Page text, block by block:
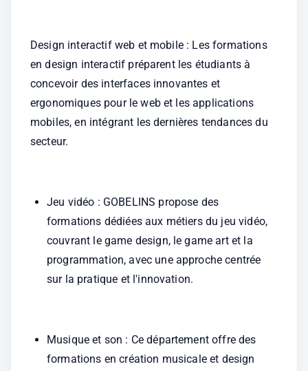
Design interactif web et mobile : Les formations
en design interactif préparent les étudiants à
concevoir des interfaces innovantes et
ergonomiques pour le web et les applications
mobiles, en intégrant les dernières tendances du
secteur.
Jeu vidéo : GOBELINS propose des
formations dédiées aux métiers du jeu vidéo,
couvrant le game design, le game art et la
programmation, avec une approche centrée
sur la pratique et l'innovation.
Musique et son : Ce département offre des
formations en création musicale et design